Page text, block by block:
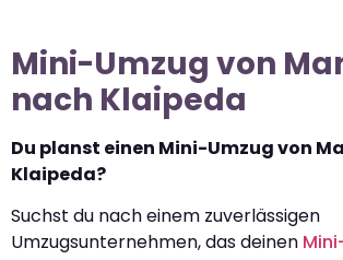
Mini-Umzug von
nach Klaipeda
Du planst einen Mini-Umzug von
Klaipeda?
Suchst du nach einem zuverlässigen
Umzugsunternehmen, das deinen